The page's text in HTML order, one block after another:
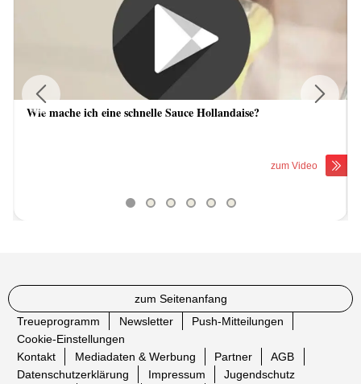
Wie mache ich eine schnelle Sauce Hollandaise?
zum Video
Previous
zum Seitenanfang
Treueprogramm
Newsletter
Push-Mitteilungen
Cookie-Einstellungen
Kontakt
Mediadaten & Werbung Partner
AGB
Datenschutzerklärung
Impressum Jugendschutz